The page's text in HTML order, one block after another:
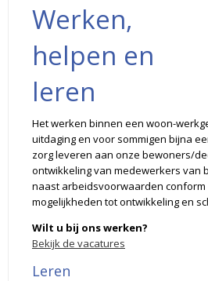
Werken,
helpen en
leren
Het werken binnen een woon-
uitdaging en voor sommigen bijna
zorg leveren aan onze bewoners/
ontwikkeling van medewerkers van
naast arbeidsvoorwaarden conform
mogelijkheden tot ontwikkeling en
Wilt u bij ons werken?
Bekijk de vacatures
Leren